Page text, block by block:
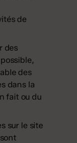
de
des
des
dans la
fait ou du
sur le site